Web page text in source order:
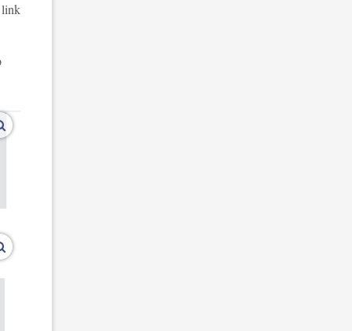
link
vergroot afbeeldingen
vergroot afbeeldingen